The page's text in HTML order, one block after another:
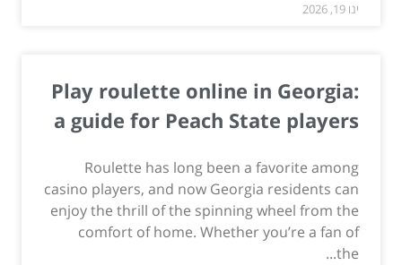
ינו 19, 2026
Play roulette online in Georgia:
a guide for Peach State players
Roulette has long been a favorite among
casino players, and now Georgia residents can
enjoy the thrill of the spinning wheel from the
comfort of home. Whether you’re a fan of
the...